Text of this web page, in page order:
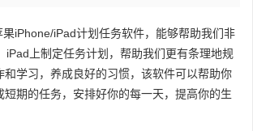
iPhone/iPad计划任务软件，能够帮助我们非
iPad上制定任务计划，帮助我们更有条理地规
和学习，养成良好的习惯，该软件可以帮助你
短期的任务，安排好你的每一天，提高你的生